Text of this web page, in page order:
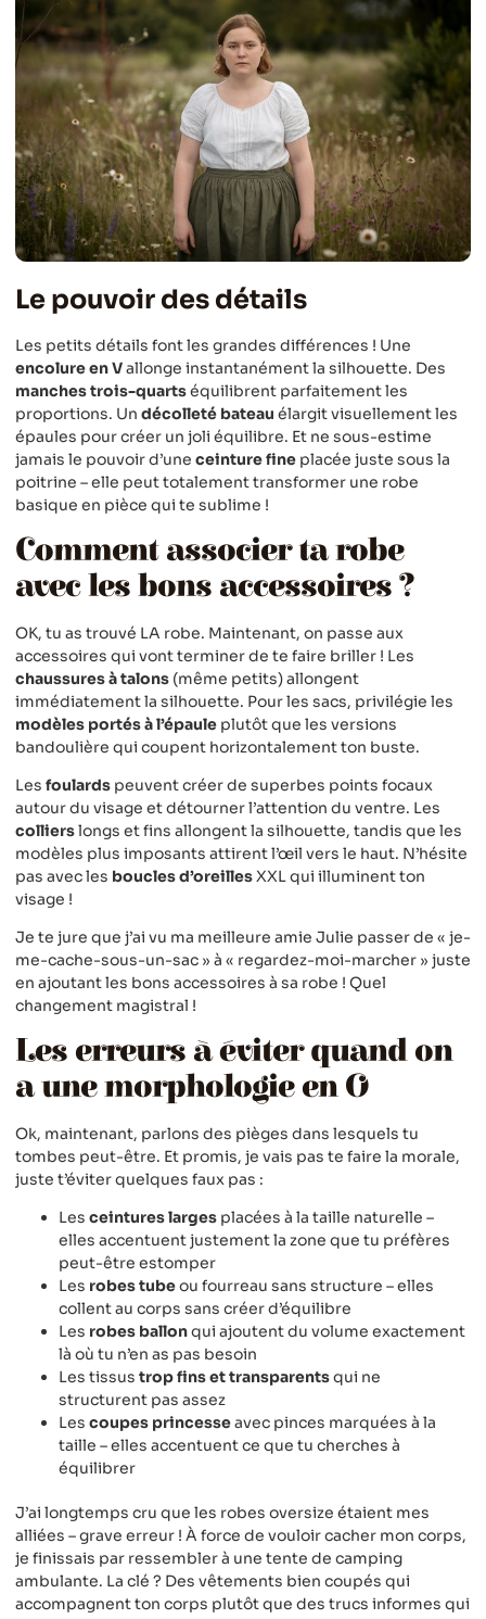
Le pouvoir des détails
Les petits détails font les grandes différences ! Une
encolure en Vallonge instantanément la silhouette. Des
manches trois-quartséquilibrent parfaitement les
proportions. Un décolleté bateau élargit visuellement les
épaules pour créer un joli équilibre. Et ne sous-estime
jamais le pouvoir d’une ceinture fine placée juste sous la
poitrine – elle peut totalement transformer une robe
basique en pièce qui te sublime !
Comment associer ta robe
avec les bons accessoires ?
OK, tu as trouvé LA robe. Maintenant, on passe aux
accessoires qui vont terminer de te faire briller ! Les
chaussures à talons (même petits) allongent
immédiatement la silhouette. Pour les sacs, privilégie les
modèles portés à l’épaule plutôt que les versions
bandoulière qui coupent horizontalement ton buste.
Les foulards peuvent créer de superbes points focaux
autour du visage et détourner l’attention du ventre. Les
collierslongs et fins allongent la silhouette, tandis que les
modèles plus imposants attirent l’œil vers le haut. N’hésite
pas avec les boucles d’oreillesXXL qui illuminent ton
visage !
Je te jure que j’ai vu ma meilleure amie Julie passer de « je-
me-cache-sous-un-sac » à « regardez-moi-marcher » juste
en ajoutant les bons accessoires à sa robe ! Quel
changement magistral !
Les erreurs à éviter quand on
a une morphologie en O
Ok, maintenant, parlons des pièges dans lesquels tu
tombes peut-être. Et promis, je vais pas te faire la morale,
juste t’éviter quelques faux pas :
Les ceintures larges placées à la taille naturelle –
elles accentuent justement la zone que tu préfères
peut-être estomper
Les robes tubeou fourreau sans structure – elles
collent au corps sans créer d’équilibre
Les robes ballonqui ajoutent du volume exactement
là où tu n’en as pas besoin
Les tissus trop fins et transparentsqui ne
structurent pas assez
Les coupes princesseavec pinces marquées à la
taille – elles accentuent ce que tu cherches à
équilibrer
J’ai longtemps cru que les robes oversize étaient mes
alliées – grave erreur ! À force de vouloir cacher mon corps,
je finissais par ressembler à une tente de camping
ambulante. La clé ? Des vêtements bien coupés qui
accompagnent ton corps plutôt que des trucs informes qui